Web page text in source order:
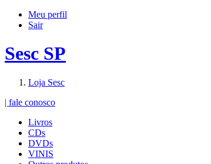
Meu perfil
Sair
Sesc SP
Loja Sesc
| fale conosco
Livros
CDs
DVDs
VINIS